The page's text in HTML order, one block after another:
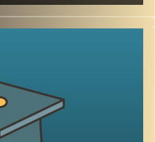
כשעומרי אסנהיים, כתב
איסוף ילדיו מהגן על התיק
התחקיר שמעון קופר הורשע